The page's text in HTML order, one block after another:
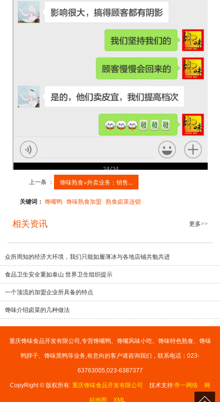
上一条 ： 馋味熟食+外卖业务：销售...
关键词： 馋嘴鸭 馋味熟食加盟 熟食卤菜连锁
相关资讯 更多>>
众所周知的经济大环境，我们只能如履薄冰与各地店铺共勉共进
食品卫生安全重如泰山 世界卫生组织提示
一个顶流的加盟企业所具备的特点
馋味介绍卤菜的几种做法
重庆馋味食品开发有限公司,专营馋嘴鸭、馋嘴风味小吃、馋味特色熟食、馋味
鸭脖子、馋味黑鸭等业务,有意向的客户请咨询我们，联系电话：023-
63763005,023-6387377
CopyRight © 版权所有: 重庆馋味食品开发有限公司 技术支持:帝一网络 网
站地图 XML